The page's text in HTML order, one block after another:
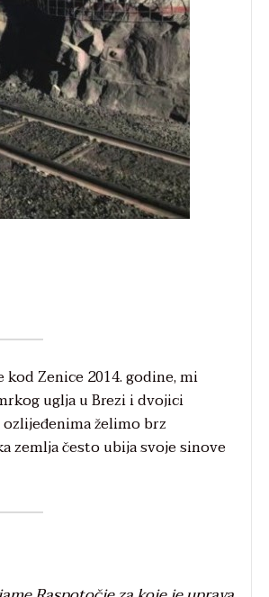
Zenice 2014. godine, mi
uglja u Brezi i dvojici
želimo brz
zemlja često ubija svoje sinove